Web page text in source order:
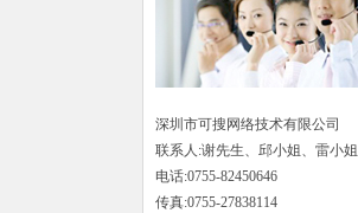
深圳市可搜网络技术有限公司
联系人:谢先生、邱小姐、雷小姐
电话:0755-82450646
传真:0755-27838114